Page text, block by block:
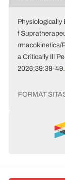
Physiologically
f
rmacokinetics/
a Critically Ill
2026;39:38-49.
FORMAT